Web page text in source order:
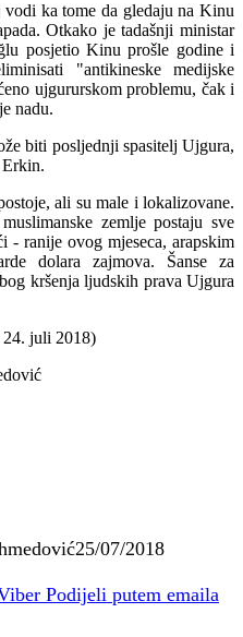
ka tome da gledaju na Kinu
Otkako je tadašnji ministar
posjetio Kinu prošle godine i
"antikineske medijske
ujgururskom problemu, čak i
nadu.
biti posljednji spasitelj Ujgura,
Erkin.
ali su male i lokalizovane.
zemlje postaju sve
- ranije ovog mjeseca, arapskim
dolara zajmova. Šanse za
kršenja ljudskih prava Ujgura
24. juli 2018)
25/07/2018
Podijeli putem emaila